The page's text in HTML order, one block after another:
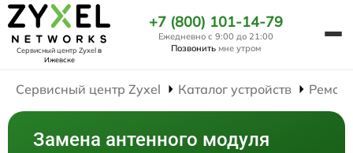
Сервисный центр Zyxelв
Ижевске
+7 (800) 101-14-79
Ежедневно с 9:00 до 21:00
Позвонить мне утром
Сервисный центр Zyxel Каталог устройств
Замена антенного модуля